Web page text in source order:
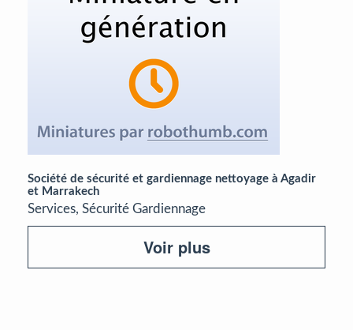
Société de sécurité et gardiennage nettoyage à Agadir
et Marrakech
Services, Sécurité Gardiennage
Voir plus